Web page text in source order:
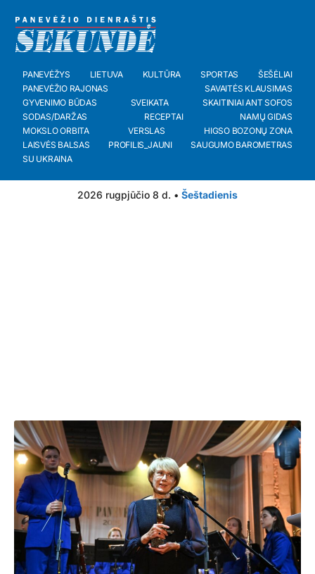
PANEVĖŽYS LIETUVA KULTŪRA SPORTAS
ŠEŠĖLIAI
PANEVĖŽIO RAJONAS
SAVAITĖS KLAUSIMAS
GYVENIMO BŪDAS
SVEIKATA
SKAITINIAI ANT SOFOS
SODAS/DARŽAS
RECEPTAI
NAMŲ GIDAS
MOKSLO ORBITA
VERSLAS
HIGSO BOZONŲ ZONA
LAISVĖS BALSAS
PROFILIS_JAUNI
SAUGUMO BAROMETRAS
SU UKRAINA
2026 rugpjūčio 8 d. • Šeštadienis